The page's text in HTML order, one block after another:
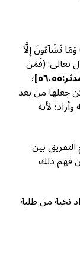
تعالى: (لِمَن شَآءَ مِنكُمۡ أَن يَسۡتَقِيمَ (٢٨) وَمَا تَشَآءُونَ إِلَّآ
تعالى: (فَمَن
؛
جعلها من بعد
لأنه
بين
فهم ذلك
نخبة من طلبة